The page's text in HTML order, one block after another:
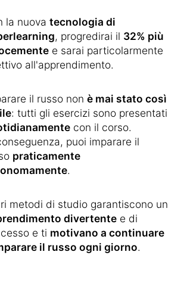
la nuova tecnologia di
, progredirai il 32% più
e sarai particolarmente
all'apprendimento.
il russo non è mai stato così
: tutti gli esercizi sono presentati
con il corso.
puoi imparare il
praticamente
.
metodi di studio garantiscono un
divertente e di
e ti motivano a continuare
il russo ogni giorno.